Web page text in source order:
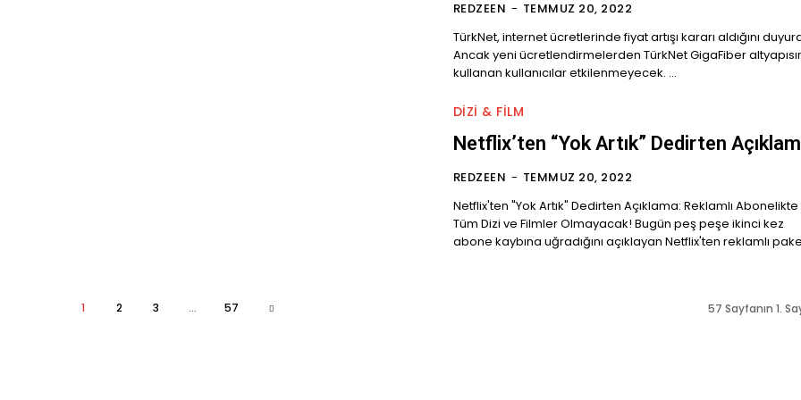
REDZEEN - TEMMUZ 20, 2022
TürkNet, internet ücretlerinde fiyat artışı kararı aldığını
Ancak yeni ücretlendirmelerden TürkNet GigaFiber
kullanan kullanıcılar etkilenmeyecek. ...
DIZI & FILM
Netflix’ten “Yok Artık” Dedirten
REDZEEN - TEMMUZ 20, 2022
Netflix'ten "Yok Artık" Dedirten Açıklama: Reklamlı Abonelikte
Tüm Dizi ve Filmler Olmayacak! Bugün peş peşe ikinci kez
abone kaybına uğradığını açıklayan Netflix'ten reklamlı
1 2 3 ... 57 57 Sayfanın 1.